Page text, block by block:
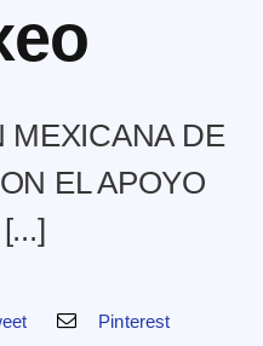
MEXICANA DE
EL APOYO
Pinterest